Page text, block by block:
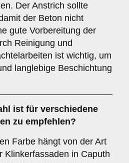
Der Anstrich sollte
der Beton nicht
gute Vorbereitung der
Reinigung und
ist wichtig, um
langlebige Beschichtung
ist für verschiedene
zu empfehlen?
Farbe hängt von der Art
Klinkerfassaden in Caputh